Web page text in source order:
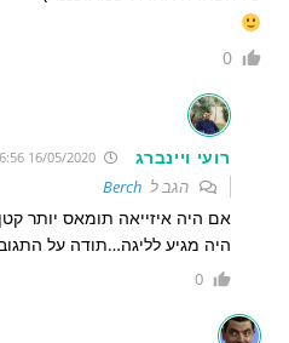
0
רועי ויינברג
הגב ל Berch
אם היה איזייאה תומאס יותר
היה מגיע לליגה…תודה על
0